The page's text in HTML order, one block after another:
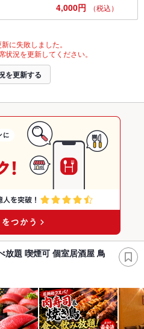
4,000円 （税込）
に失敗しました。
況を更新してください。
を更新する
題 喫煙可 個室居酒屋 鳥